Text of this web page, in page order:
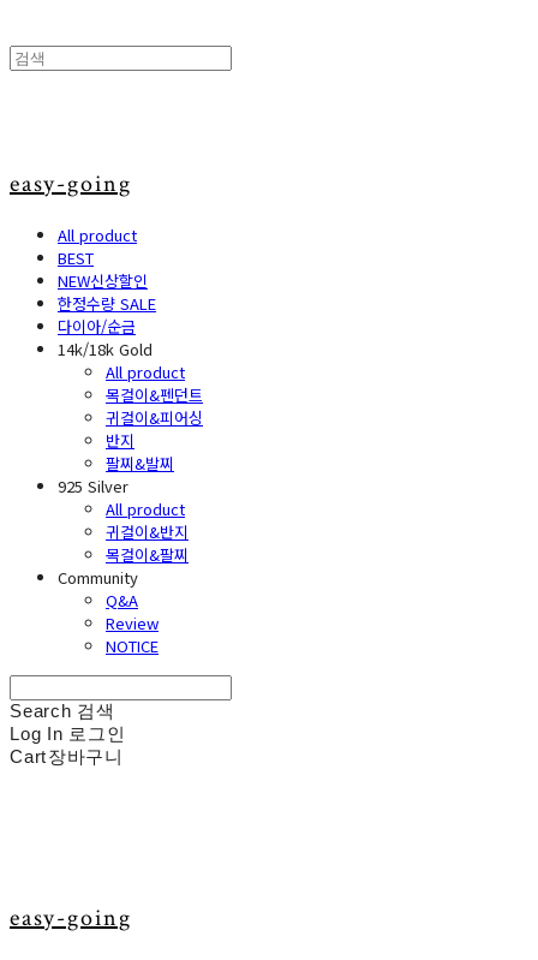
easy-going
All product
BEST
NEW신상할인
한정수량 SALE
다이아/순금
14k/18k Gold
All product
목걸이&펜던트
귀걸이&피어싱
반지
팔찌&발찌
925 Silver
All product
귀걸이&반지
목걸이&팔찌
Community
Q&A
Review
NOTICE
Search 검색
Log In 로그인
Cart장바구니
easy-going